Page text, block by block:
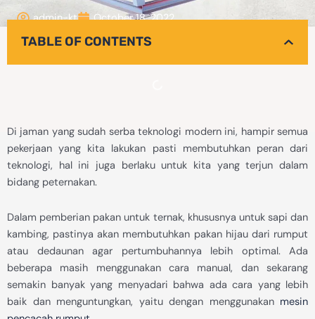
admin-kt October 18, 2022
TABLE OF CONTENTS
Di jaman yang sudah serba teknologi modern ini, hampir semua
pekerjaan yang kita lakukan pasti membutuhkan peran dari
teknologi, hal ini juga berlaku untuk kita yang terjun dalam
bidang peternakan.
Dalam pemberian pakan untuk ternak, khususnya untuk sapi dan
kambing, pastinya akan membutuhkan pakan hijau dari rumput
atau dedaunan agar pertumbuhannya lebih optimal. Ada
beberapa masih menggunakan cara manual, dan sekarang
semakin banyak yang menyadari bahwa ada cara yang lebih
baik dan menguntungkan, yaitu dengan menggunakan mesin